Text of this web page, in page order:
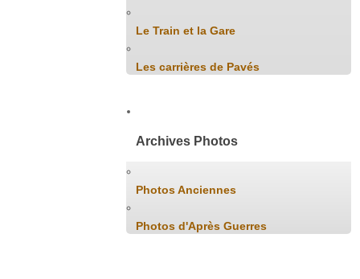
Le Train et la Gare
Les carrières de Pavés
Archives Photos
Photos Anciennes
Photos d'Après Guerres